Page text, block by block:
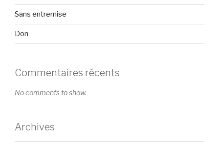
Sans entremise
Don
Commentaires récents
No comments to show.
Archives